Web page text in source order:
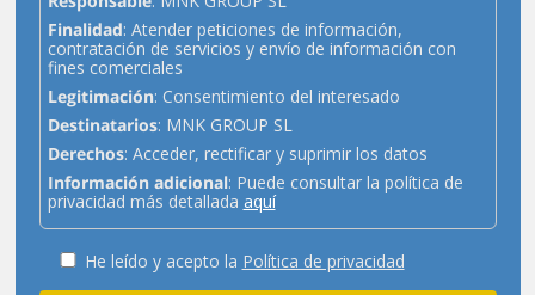
Finalidad: Atender peticiones de información,
contratación de servicios y envío de información con
fines comerciales
Legitimación: Consentimiento del interesado
Destinatarios: MNK GROUP SL
Derechos: Acceder, rectificar y suprimir los datos
Información adicional: Puede consultar la política de
privacidad más detallada aquí
He leído y acepto la Política de privacidad